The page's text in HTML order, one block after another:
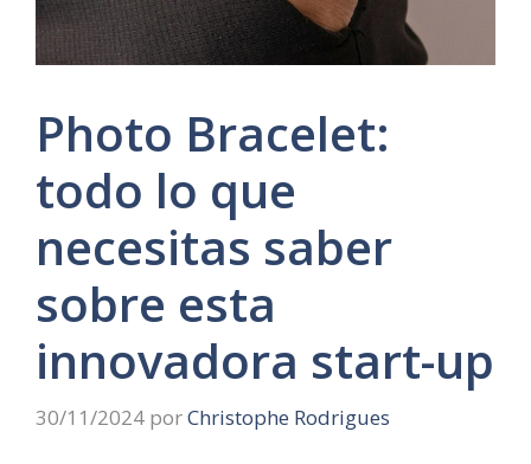
Photo Bracelet:
todo lo que
necesitas saber
sobre esta
innovadora start-up
30/11/2024 porChristophe Rodrigues